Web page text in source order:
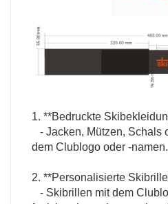
1. **Bedruckte
- Jacken, Mützen, Schals
dem Clublogo oder -namen.
2. **Personalisierte
- Skibrillen mit dem